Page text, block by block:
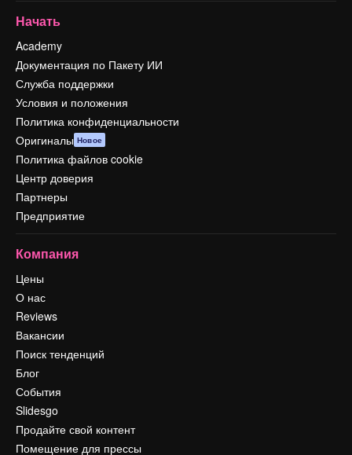
Начать
Academy
Документация по Пакету ИИ
Служба поддержки
Условия и положения
Политика конфиденциальности
Оригиналы Новое
Политика файлов cookie
Центр доверия
Партнеры
Предприятие
Компания
Цены
О нас
Reviews
Вакансии
Поиск тенденций
Блог
События
Slidesgo
Продайте свой контент
Помещение для прессы